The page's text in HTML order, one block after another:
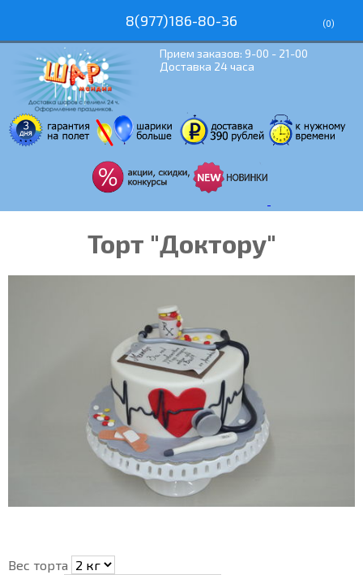
8(977)186-80-36 (0)
Прием заказов: 9-00 - 21-00
Доставка 24 часа
Торт "Доктору"
Вес торта